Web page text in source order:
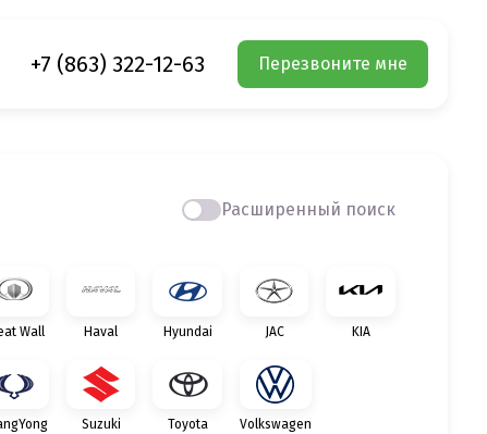
+7 (863) 322-12-63 Перезвоните мне
Расширенный поиск
Wall Haval Hyundai JAC KIA
Suzuki Toyota Volkswagen